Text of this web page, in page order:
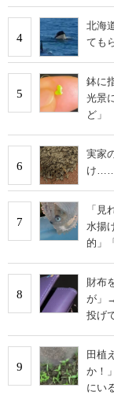
4
北海
ても
5
鉢に
光景
ど」
6
実家
け……
7
「
水揚
的」
8
財布
が」
投げ
9
田植
か！
にい